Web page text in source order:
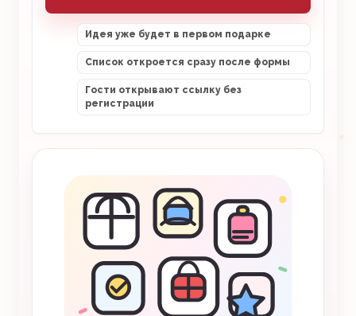
Идея уже будет в первом подарке
Список откроется сразу после формы
Гости открывают ссылку без
регистрации